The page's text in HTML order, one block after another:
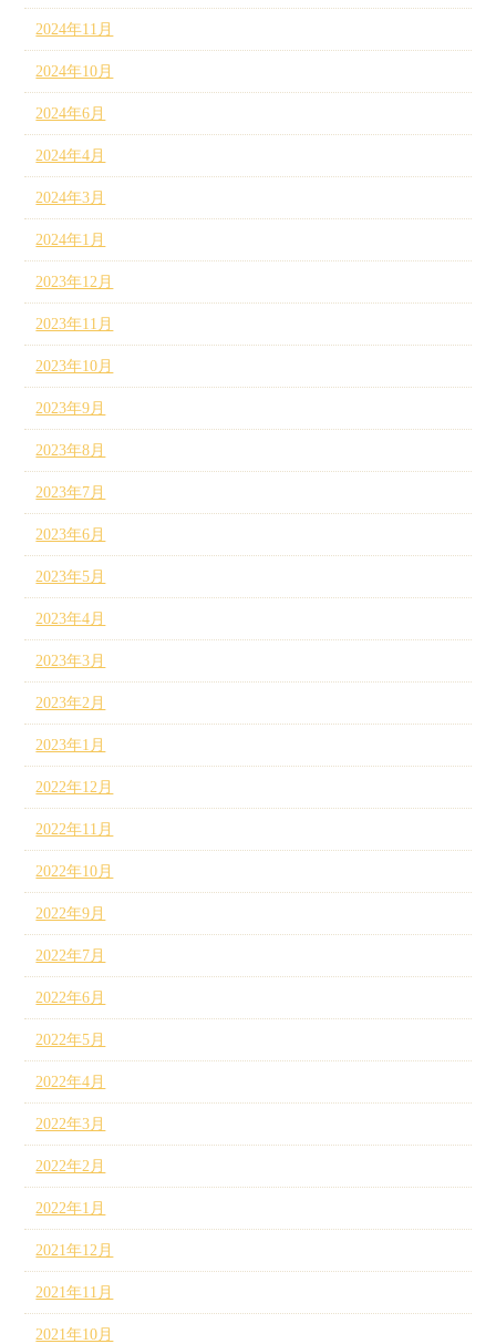
2024年11月
2024年10月
2024年6月
2024年4月
2024年3月
2024年1月
2023年12月
2023年11月
2023年10月
2023年9月
2023年8月
2023年7月
2023年6月
2023年5月
2023年4月
2023年3月
2023年2月
2023年1月
2022年12月
2022年11月
2022年10月
2022年9月
2022年7月
2022年6月
2022年5月
2022年4月
2022年3月
2022年2月
2022年1月
2021年12月
2021年11月
2021年10月